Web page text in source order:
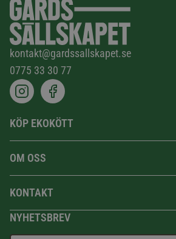
kontakt@gardssallskapet.se
0775 33 30 77
KÖP EKOKÖTT
OM OSS
KONTAKT
NYHETSBREV